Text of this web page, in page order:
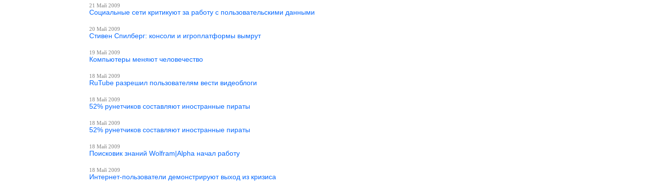
21 Май 2009
Социальные сети критикуют за работу с пользовательскими данными
20 Май 2009
Стивен Спилберг: консоли и игроплатформы вымрут
19 Май 2009
Компьютеры меняют человечество
18 Май 2009
RuTube разрешил пользователям вести видеоблоги
18 Май 2009
52% рунетчиков составляют иностранные пираты
18 Май 2009
52% рунетчиков составляют иностранные пираты
18 Май 2009
Поисковик знаний Wolfram|Alpha начал работу
18 Май 2009
Интернет-пользователи демонстрируют выход из кризиса